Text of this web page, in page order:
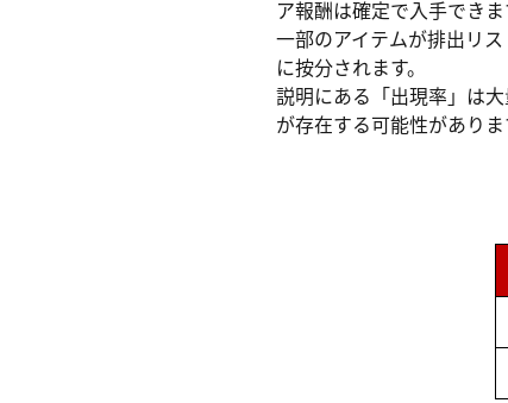
ア報酬は確定で入手できま
一部のアイテムが排出リ
に按分されます。
説明にある「出現率」は
が存在する可能性がありま